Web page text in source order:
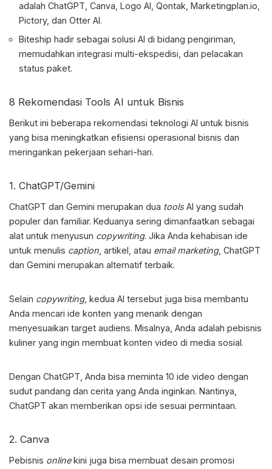
adalah ChatGPT, Canva, Logo AI, Qontak, Marketingplan.io,
Pictory, dan Otter AI.
Biteship hadir sebagai solusi AI di bidang pengiriman,
memudahkan integrasi multi-ekspedisi, dan pelacakan
status paket.
8 Rekomendasi Tools AI untuk Bisnis
Berikut ini beberapa rekomendasi teknologi AI untuk bisnis
yang bisa meningkatkan efisiensi operasional bisnis dan
meringankan pekerjaan sehari-hari.
1. ChatGPT/Gemini
ChatGPT dan Gemini merupakan dua toolsAI yang sudah
populer dan familiar. Keduanya sering dimanfaatkan sebagai
alat untuk menyusun copywriting. Jika Anda kehabisan ide
untuk menulis caption , artikel, atau email marketing, ChatGPT
dan Gemini merupakan alternatif terbaik.
Selain copywriting, kedua AI tersebut juga bisa membantu
Anda mencari ide konten yang menarik dengan
menyesuaikan target audiens. Misalnya, Anda adalah pebisnis
kuliner yang ingin membuat konten video di media sosial.
Dengan ChatGPT, Anda bisa meminta 10 ide video dengan
sudut pandang dan cerita yang Anda inginkan. Nantinya,
ChatGPT akan memberikan opsi ide sesuai permintaan.
2. Canva
Pebisnis onlinekini juga bisa membuat desain promosi